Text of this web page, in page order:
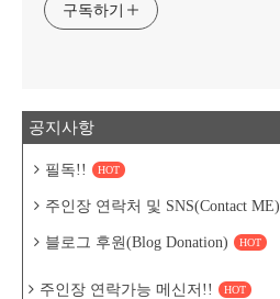
구독하기
공지사항
필독!! HOT
주인장 연락처 및 SNS(Contact ME)
블로그 후원(Blog Donation) HOT
주인장 연락가능 메신저!! HOT